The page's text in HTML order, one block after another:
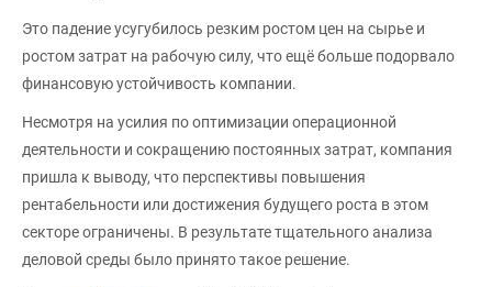
Это падение усугубилось резким ростом цен на сырье и
ростом затрат на рабочую силу, что ещё больше подорвало
финансовую устойчивость компании.
Несмотря на усилия по оптимизации операционной
деятельности и сокращению постоянных затрат, компания
пришла к выводу, что перспективы повышения
рентабельности или достижения будущего роста в этом
секторе ограничены. В результате тщательного анализа
деловой среды было принято такое решение.